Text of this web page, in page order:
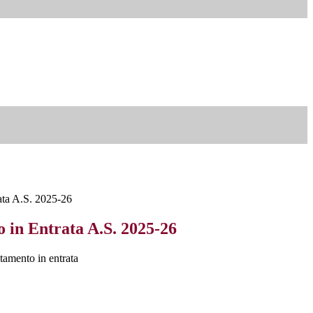
A.S. 2025-26
in Entrata A.S. 2025-26
in entrata